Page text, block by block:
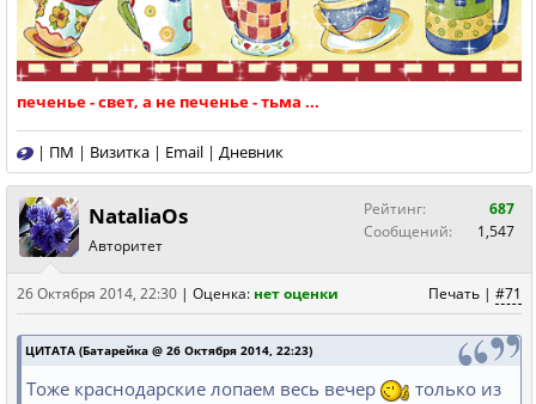
печенье - свет, а не печенье - тьма ...
| ПМ | Визитка | Email | Дневник
NataliaOs
Авторитет
Рейтинг:
687
Сообщений:
1,547
Печать | #71
26 Октября 2014, 22:30 | Оценка: нет оценки
ЦИТАТА (Батарейка @ 26 Октября 2014, 22:23)
Тоже краснодарские лопаем весь вечер
только из